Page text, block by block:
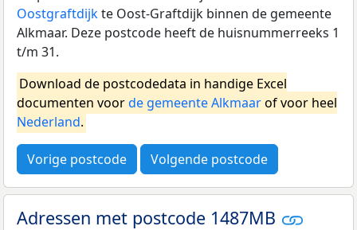
Oostgraftdijkte Oost-Graftdijk binnen de gemeente
Alkmaar. Deze postcode heeft de huisnummerreeks 1
t/m 31.
Download de postcodedata in handige Excel
documenten voorde gemeente Alkmaarof voor heel
Nederland.
Vorige postcode Volgende postcode
Adressen met postcode 1487MB